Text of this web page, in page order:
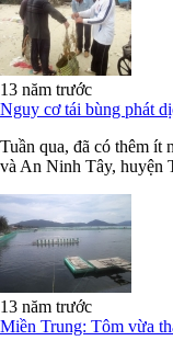
13 năm trước
Nguy cơ tái bùng phát
Tuần qua, đã có thêm ít
và An Ninh Tây, huyện
13 năm trước
Miền Trung: Tôm vừa